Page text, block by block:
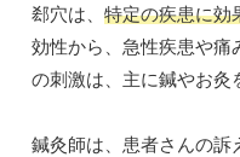
郄穴は、 特定の疾患に効
効性から、急性疾患や痛
の刺激は、主に鍼やお灸
鍼灸師は、患者さんの訴